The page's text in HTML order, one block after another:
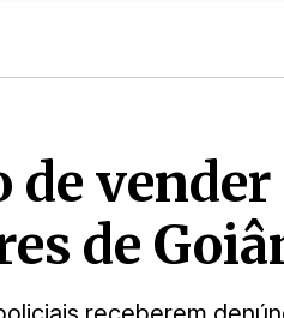
de vender
de